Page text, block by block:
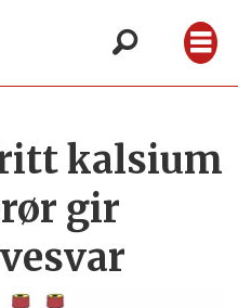
kalsium
gir